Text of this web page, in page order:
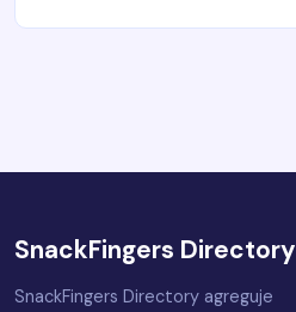
SnackFingers Directory
SnackFingers Directory agreguje